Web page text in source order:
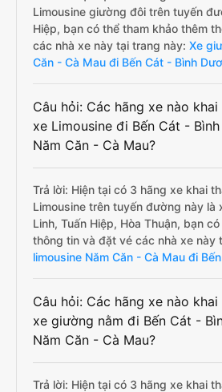
Limousine giường đôi trên tuyến
Hiệp, bạn có thể tham khảo thêm
các nhà xe này tại trang này: Xe
Căn - Cà Mau đi Bến Cát - Bình
Câu hỏi: Các hãng xe nào
xe Limousine đi Bến Cát -
Năm Căn - Cà Mau?
Trả lời: Hiện tại có 3 hãng xe khai
Limousine trên tuyến đường này là
Linh, Tuấn Hiệp, Hòa Thuận, bạn
thông tin và đặt vé các nhà xe này
limousine Năm Căn - Cà Mau đi
Câu hỏi: Các hãng xe nào
xe giường nằm đi Bến Cát -
Năm Căn - Cà Mau?
Trả lời: Hiện tại có 3 hãng xe khai